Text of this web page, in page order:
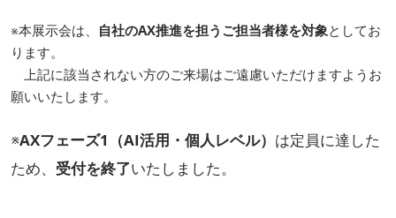
※本展示会は、 自社のAX推進を担うご担当者様を対象としてお
ります。
上記に該当されない方のご来場はご遠慮いただけますようお
願いいたします。
※AXフェーズ1（AI活用・個人レベル） は定員に達した
ため、 受付を終了いたしました。